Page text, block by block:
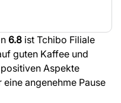
6.8 ist Tchibo Filiale
guten Kaffee und
Aspekte
angenehme Pause